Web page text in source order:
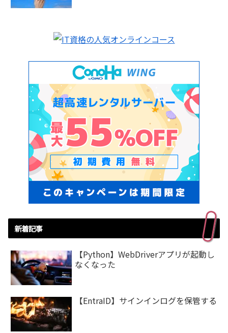
新着記事
【Python】WebDriverアプリが起動し
なくなった
【EntraID】サインインログを保管する